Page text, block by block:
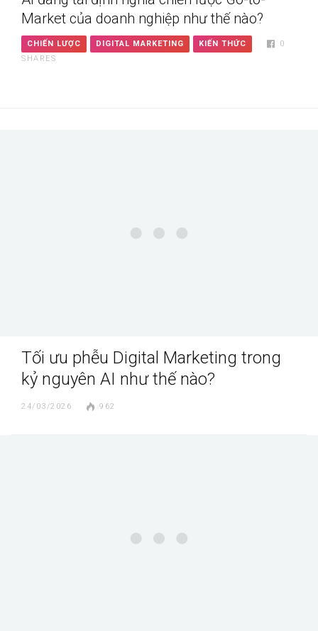
Market của doanh nghiệp như thế nào?
CHIẾN LƯỢC DIGITAL MARKETING KIẾN THỨC
0
SHARES
Tối ưu phễu Digital Marketing trong
kỷ nguyên AI như thế nào?
24/03/2026 962